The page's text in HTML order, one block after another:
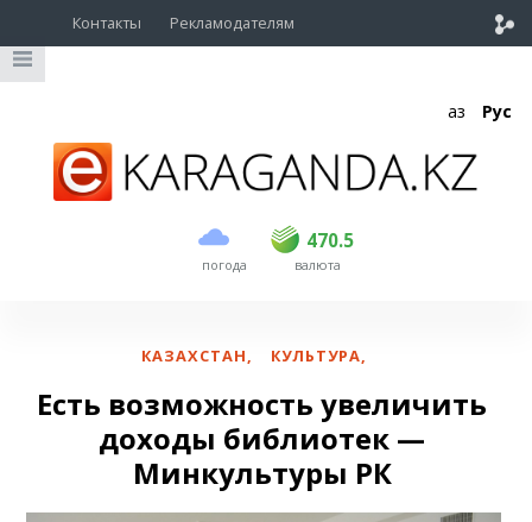
Контакты Рекламодателям
Қаз Рус
погода
470.5
USD 468.5 470.5
EUR валюта
КАЗАХСТАН, КУЛЬТУРА,
Есть возможность увеличить
доходы библиотек —
Минкультуры РК